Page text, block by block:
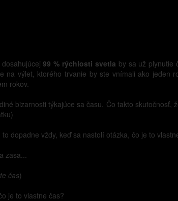
dosahujúcej99 % rýchlosti svetla by sa už plynutie
na výlet, ktorého trvanie by ste vnímali ako jeden
rokov.
bizarnosti týkajúce sa času. Čo takto
to dopadne vždy, keď sa nastolí otázka, čo je to
zasa...
čas)
je to vlastne čas?